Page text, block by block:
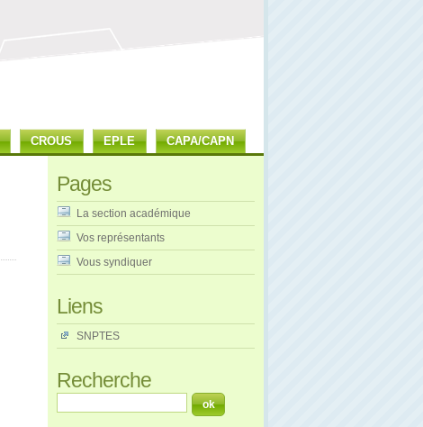
CROUS EPLE CAPA/CAPN
Pages
La section académique
Vos représentants
Vous syndiquer
Liens
SNPTES
Recherche